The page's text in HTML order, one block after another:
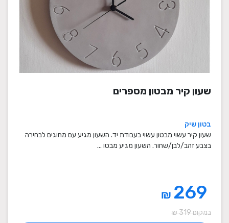
שעון קיר מבטון מספרים
בטון שיק
שעון קיר עשוי מבטון עשוי בעבודת יד. השעון מגיע עם מחוגים לבחירה
בצבע זהב/לבן/שחור. השעון מגיע מבטו ...
₪
במקום 319 ₪